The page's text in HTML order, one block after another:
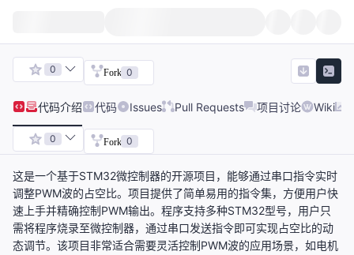
0 Fork 0
代码介绍 代码 Issues Pull Requests 项目讨论 Wiki
0 Fork 0
这是一个基于STM32微控制器的开源项目，能够通过串口指令实时
调整PWM波的占空比。项目提供了简单易用的指令集，方便用户快
速上手并精确控制PWM输出。程序支持多种STM32型号，用户只
需将程序烧录至微控制器，通过串口发送指令即可实现占空比的动
态调节。该项目非常适合需要灵活控制PWM波的应用场景，如电机